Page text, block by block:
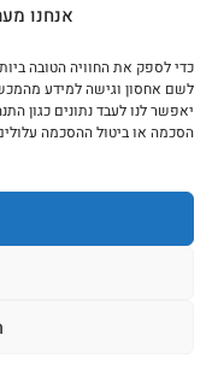
אנחנו
לשם אחסון וגישה למידע
יאפשר לנו לעבד נתונים כגון
הסכמה או ביטול ההסכמה
אווז
בשר בקר עגלה משובח
הודו
נתחי פנים